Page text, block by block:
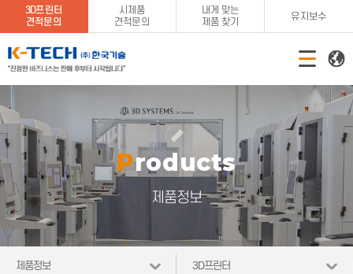
3D프린터
견적문의
시제품
견적문의
내게 맞는
제품 찾기
유지보수
Products
제품정보
제품정보 3D프린터